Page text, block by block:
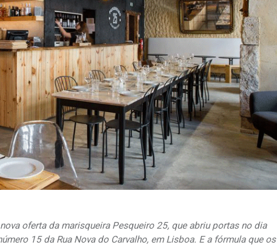
oferta da marisqueira Pesqueiro 25, que abriu portas no dia
15 da Rua Nova do Carvalho, em Lisboa. E a fórmula que os